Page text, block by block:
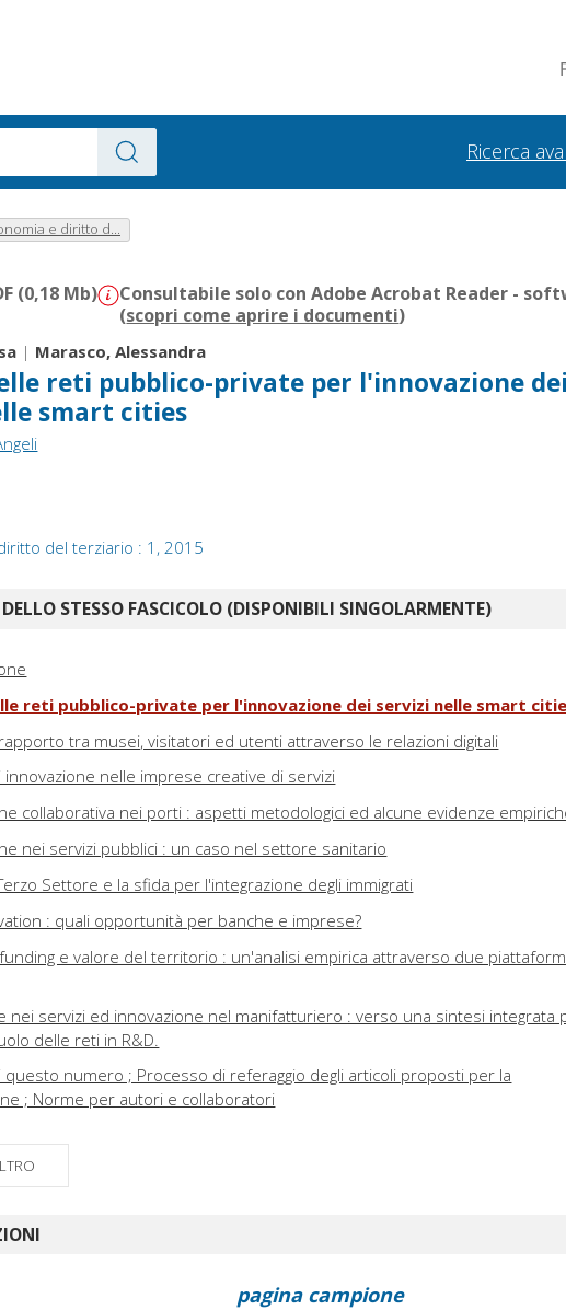
Ricerca
e diritto d...
(0,18 Mb)
Consultabile solo con Adobe Acrobat Reader -
(scopri come aprire i documenti)
| Marasco, Alessandra
reti pubblico-private per l'innovazione dei
smart cities
del terziario : 1, 2015
STESSO FASCICOLO (DISPONIBILI SINGOLARMENTE)
reti pubblico-private per l'innovazione dei servizi nelle smart
tra musei, visitatori ed utenti attraverso le relazioni digitali
innovazione nelle imprese creative di servizi
collaborativa nei porti : aspetti metodologici ed alcune evidenze
nei servizi pubblici : un caso nel settore sanitario
Settore e la sfida per l'integrazione degli immigrati
: quali opportunità per banche e imprese?
e valore del territorio : un'analisi empirica attraverso due
nei servizi ed innovazione nel manifatturiero : verso una sintesi integrata
delle reti in R&D.
questo numero ; Processo di referaggio degli articoli proposti per la
; Norme per autori e collaboratori
pagina campione